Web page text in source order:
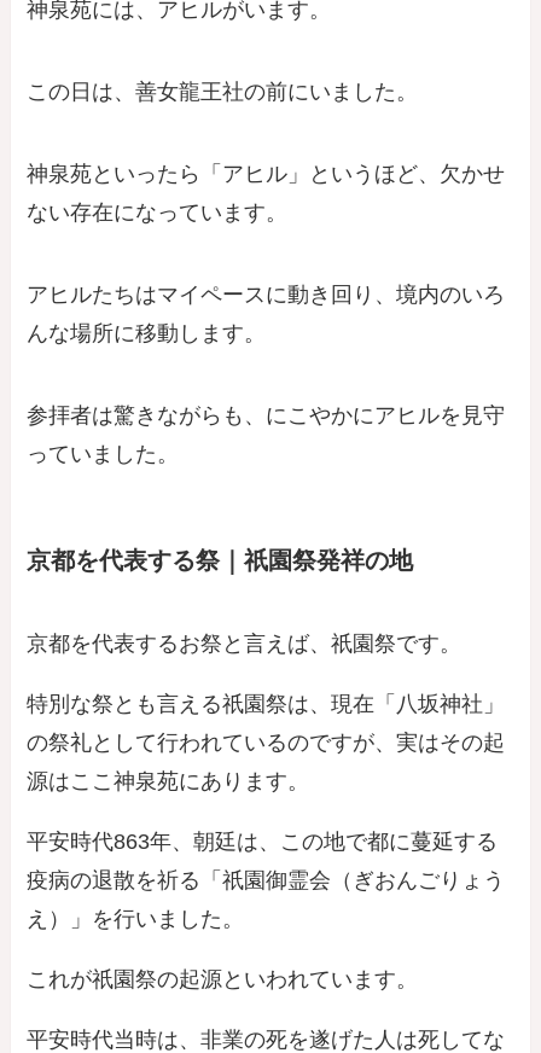
神泉苑には、アヒルがいます。
この日は、善女龍王社の前にいました。
神泉苑といったら「アヒル」というほど、欠かせ
ない存在になっています。
アヒルたちはマイペースに動き回り、境内のいろ
んな場所に移動します。
参拝者は驚きながらも、にこやかにアヒルを見守
っていました。
京都を代表する祭｜祇園祭発祥の地
京都を代表するお祭と言えば、祇園祭です。
特別な祭とも言える祇園祭は、現在「八坂神社」
の祭礼として行われているのですが、実はその起
源はここ神泉苑にあります。
平安時代863年、朝廷は、この地で都に蔓延する
疫病の退散を祈る「祇園御霊会 （ぎおんごりょう
え）
」を行いました。
これが祇園祭の起源といわれています。
平安時代当時は、非業の死を遂げた人は死してな